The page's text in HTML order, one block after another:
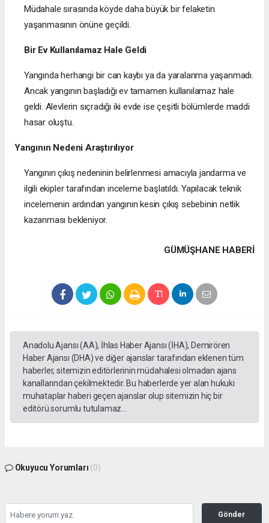
Müdahale sırasında köyde daha büyük bir felaketin
yaşanmasının önüne geçildi.
Bir Ev Kullanılamaz Hale Geldi
Yangında herhangi bir can kaybı ya da yaralanma yaşanmadı.
Ancak yangının başladığı ev tamamen kullanılamaz hale
geldi. Alevlerin sıçradığı iki evde ise çeşitli bölümlerde maddi
hasar oluştu.
Yangının Nedeni Araştırılıyor
Yangının çıkış nedeninin belirlenmesi amacıyla jandarma ve
ilgili ekipler tarafından inceleme başlatıldı. Yapılacak teknik
incelemenin ardından yangının kesin çıkış sebebinin netlik
kazanması bekleniyor.
GÜMÜŞHANE HABERİ
Anadolu Ajansı (AA), İhlas Haber Ajansı (İHA), Demirören
Haber Ajansı (DHA) ve diğer ajanslar tarafından eklenen tüm
haberler, sitemizin editörlerinin müdahalesi olmadan ajans
kanallarından çekilmektedir. Bu haberlerde yer alan hukuki
muhataplar haberi geçen ajanslar olup sitemizin hiç bir
editörü sorumlu tutulamaz...
Okuyucu Yorumları (0)
Gönder